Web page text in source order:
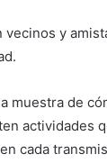
y
muestra de
actividades
cada